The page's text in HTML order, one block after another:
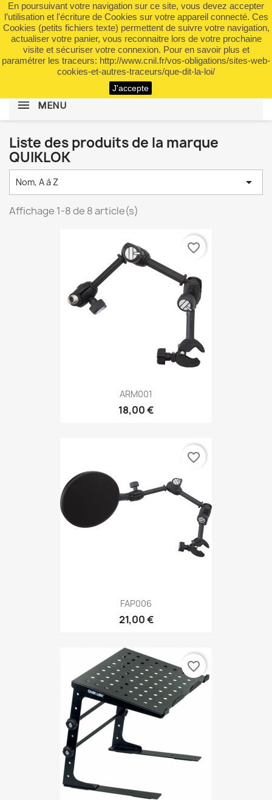
En poursuivant votre navigation sur ce site, vous devez accepter
l’utilisation et l'écriture de Cookies sur votre appareil connecté. Ces
Cookies (petits fichiers texte) permettent de suivre votre navigation,
actualiser votre panier, vous reconnaitre lors de votre prochaine
visite et sécuriser votre connexion. Pour en savoir plus et
paramétrer les traceurs: http://www.cnil.fr/vos-obligations/sites-web-
cookies-et-autres-traceurs/que-dit-la-loi/
J'accepte
 shopping_cart (0)

search
MENU
Liste des produits de la marque
QUIKLOK
Nom, A à Z 
Affichage 1-8 de 8 article(s)
ARM001
18,00 €
favorite_border
FAP006
21,00 €
favorite_border
favorite_border